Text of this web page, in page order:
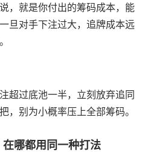
，就是你付出的筹码成本，能
旦对手下注过大，追牌成本远
超过底池一半，立刻放弃追同
，别为小概率压上全部筹码。
哪都用同一种打法